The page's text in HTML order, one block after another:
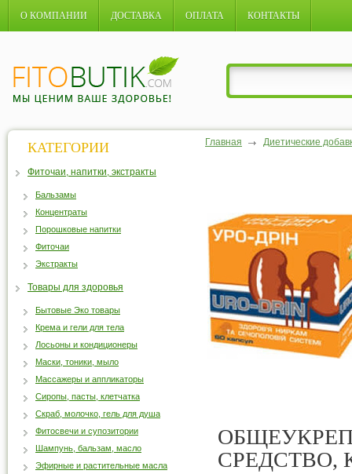
О КОМПАНИИ ДОСТАВКА ОПЛАТА КОНТАКТЫ
Главная Диетические
СРЕДСТВО,
КАТЕГОРИИ
Фиточаи, напитки, экстракты
Бальзамы
Концентраты
Порошковые напитки
Фиточаи
Экстракты
Товары для здоровья
Бытовые Эко товары
Крема и гели для тела
Лосьоны и кондиционеры
Маски, тоники, мыло
Массажеры и аппликаторы
Сиропы, пасты, клетчатка
Скраб, молочко, гель для душа
Фитосвечи и супозитории
Шампунь, бальзам, масло
Эфирные и растительные масла